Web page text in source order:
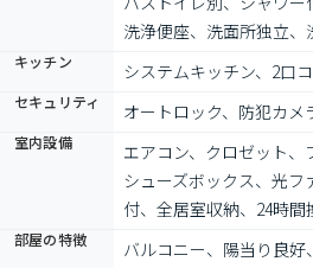
洗浄便座、洗面所独立
キッチン システムキッチン、2口
セキュリティ オートロック、防犯カメ
室内設備
エアコン、クロゼット、
シューズボックス、光フ
付、全居室収納、24時間
部屋の特徴 バルコニー、陽当り良